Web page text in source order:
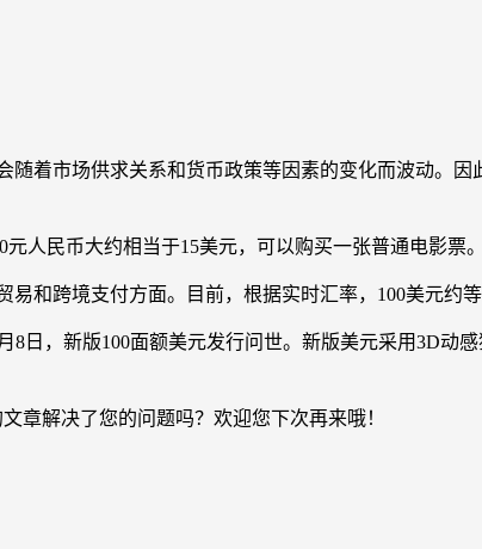
着市场供求关系和货币政策等因素的变化而波动。
人民币大约相当于15美元，可以购买一张普通电影票。
和跨境支付方面。目前，根据实时汇率，100美元约等
8日，新版100面额美元发行问世。新版美元采用3D动
章解决了您的问题吗？欢迎您下次再来哦！